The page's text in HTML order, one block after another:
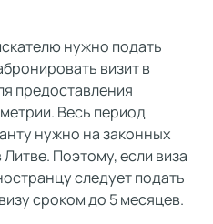
нужно подать
визит в
предоставления
Весь период
нужно на законных
Поэтому, если виза
следует подать
сроком до 5 месяцев.